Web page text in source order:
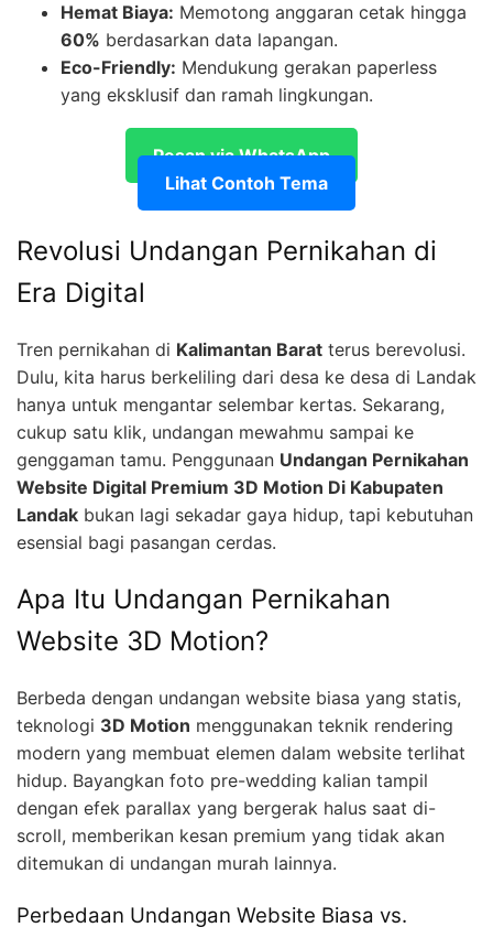
Hemat Biaya: Memotong anggaran cetak hingga
60% berdasarkan data lapangan.
Eco-Friendly: Mendukung gerakan paperless
yang eksklusif dan ramah lingkungan.
Pesan via WhatsApp
Lihat Contoh Tema
Revolusi Undangan Pernikahan di
Era Digital
Tren pernikahan di Kalimantan Barat terus berevolusi.
Dulu, kita harus berkeliling dari desa ke desa di Landak
hanya untuk mengantar selembar kertas. Sekarang,
cukup satu klik, undangan mewahmu sampai ke
genggaman tamu. Penggunaan Undangan Pernikahan
Website Digital Premium 3D Motion Di Kabupaten
Landak bukan lagi sekadar gaya hidup, tapi kebutuhan
esensial bagi pasangan cerdas.
Apa Itu Undangan Pernikahan
Website 3D Motion?
Berbeda dengan undangan website biasa yang statis,
teknologi 3D Motion menggunakan teknik rendering
modern yang membuat elemen dalam website terlihat
hidup. Bayangkan foto pre-wedding kalian tampil
dengan efek parallax yang bergerak halus saat di-
scroll, memberikan kesan premium yang tidak akan
ditemukan di undangan murah lainnya.
Perbedaan Undangan Website Biasa vs.